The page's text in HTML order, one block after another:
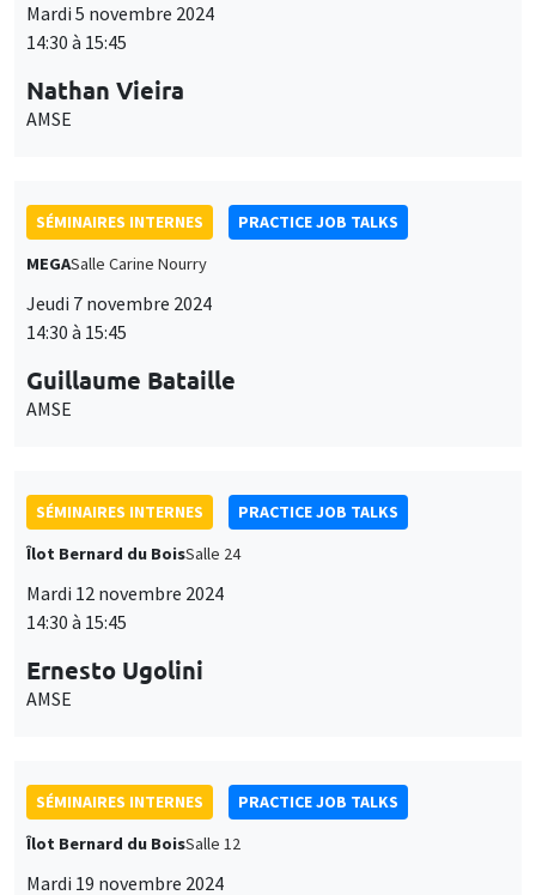
Mardi 5 novembre 2024
14:30 à 15:45
Nathan Vieira
AMSE
SÉMINAIRES INTERNES
PRACTICE JOB TALKS
MEGASalle Carine Nourry
Jeudi 7 novembre 2024
14:30 à 15:45
Guillaume Bataille
AMSE
SÉMINAIRES INTERNES
PRACTICE JOB TALKS
Îlot Bernard du BoisSalle 24
Mardi 12 novembre 2024
14:30 à 15:45
Ernesto Ugolini
AMSE
SÉMINAIRES INTERNES
PRACTICE JOB TALKS
Îlot Bernard du BoisSalle 12
Mardi 19 novembre 2024